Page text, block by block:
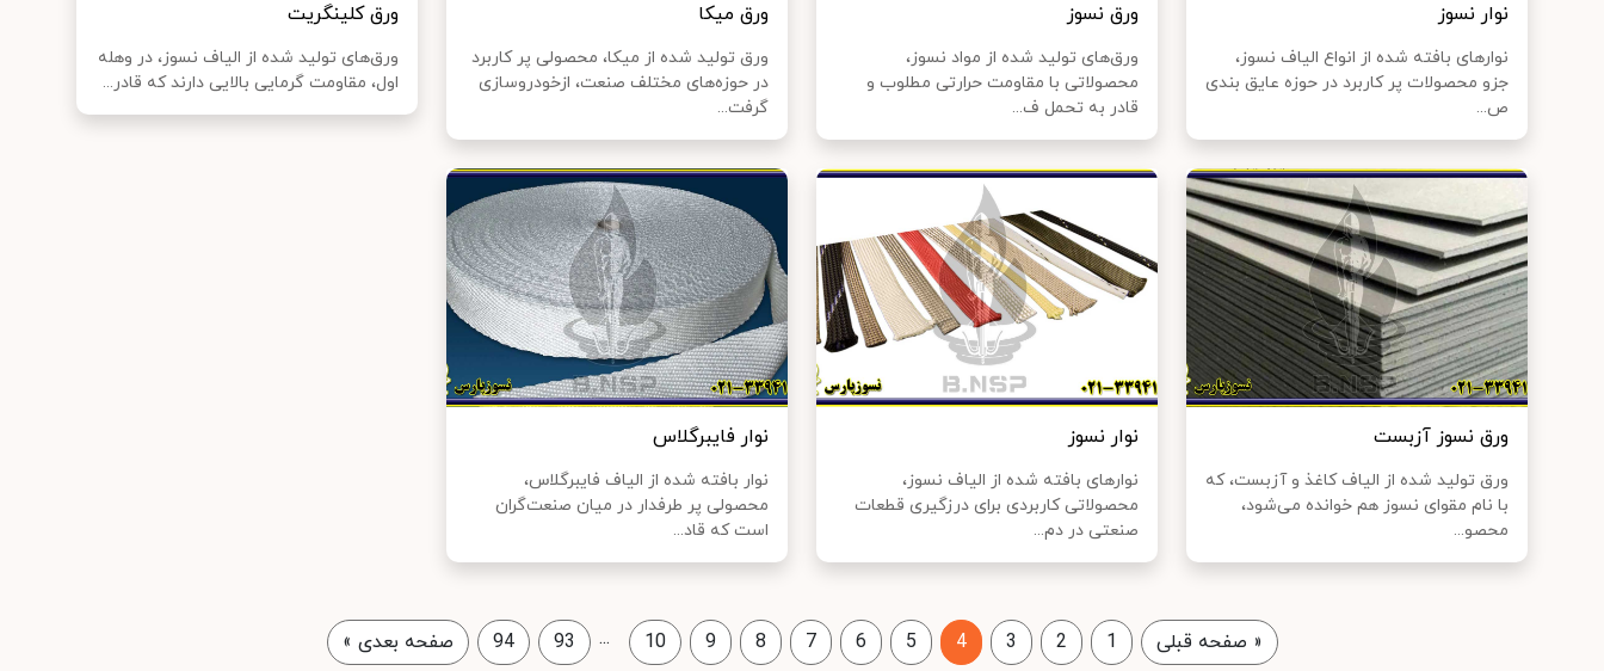
نوار نسوز
نوارهای بافته شده از انواع الیاف نسوز،
جزو محصولات پر کاربرد در حوزه عایق بندی
ص...
ورق نسوز
ورق‌های تولید شده از مواد نسوز،
محصولاتی با مقاومت حرارتی مطلوب و
قادر به تحمل ف...
ورق میکا
ورق تولید شده از میکا، محصولی پر کاربرد
در حوزه‌های مختلف صنعت، ازخودروسازی
گرفت...
ورق کلینگریت
ورق‌های تولید شده از الیاف نسوز، در وهله
اول، مقاومت گرمایی بالایی دارند که قادر...
ورق نسوز آزبست
ورق تولید شده از الیاف کاغذ و آزبست، که
با نام مقوای نسوز هم خوانده می‌شود،
محصو...
نوار نسوز
نوارهای بافته شده از الیاف نسوز،
محصولاتی کاربردی برای درزگیری قطعات
صنعتی در دم...
نوار فایبرگلاس
نوار بافته شده از الیاف فایبرگلاس،
محصولی پر طرفدار در میان صنعت‌گران
است که قاد...
« صفحه قبلی 1
2
3
4
5
6
7
8
9
10
...
93
94 صفحه بعدی »